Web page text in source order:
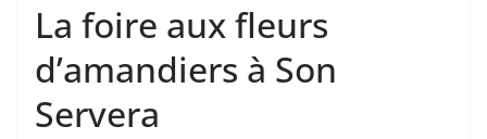
La foire aux fleurs
d’amandiers à Son
Servera